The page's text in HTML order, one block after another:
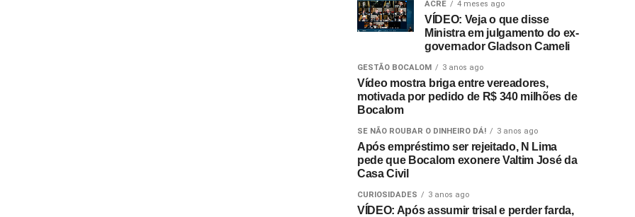
ACRE 4 meses ago
VÍDEO: Veja o que disse
Ministra em julgamento do ex-
governador Gladson Cameli
GESTÃO BOCALOM 3 anos ago
Vídeo mostra briga entre vereadores,
motivada por pedido de R$ 340 milhões de
Bocalom
SE NÃO ROUBAR O DINHEIRO DÁ! 3 anos ago
Após empréstimo ser rejeitado, N Lima
pede que Bocalom exonere Valtim José da
Casa Civil
CURIOSIDADES 3 anos ago
VÍDEO: Após assumir trisal e perder farda,